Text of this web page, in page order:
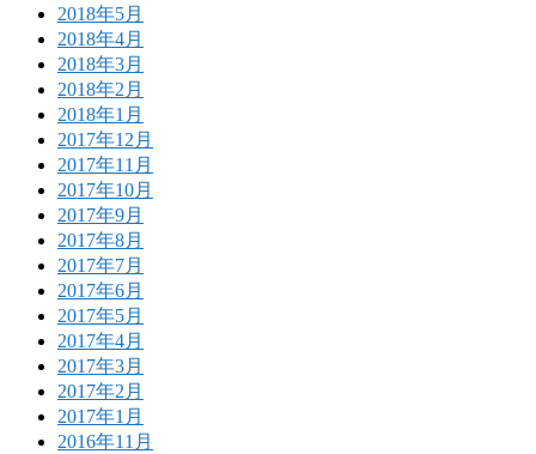
2018年5月
2018年4月
2018年3月
2018年2月
2018年1月
2017年12月
2017年11月
2017年10月
2017年9月
2017年8月
2017年7月
2017年6月
2017年5月
2017年4月
2017年3月
2017年2月
2017年1月
2016年11月